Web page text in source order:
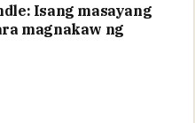
Isang masayang
magnakaw ng